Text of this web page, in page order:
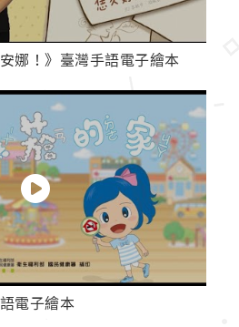
娜！》臺灣手語電子繪本
電子繪本